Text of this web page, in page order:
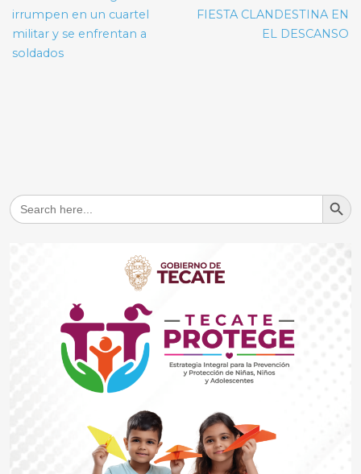
entradas
irrumpen en un cuartel
militar y se enfrentan a
soldados
FIESTA CLANDESTINA EN
EL DESCANSO
Search
for:
Search